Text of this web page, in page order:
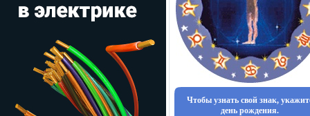
Чтобы узнать свой знак,
день рождения.